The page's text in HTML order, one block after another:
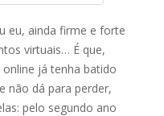
eu, ainda firme e forte
virtuais… É que,
já tenha batido
não dá para perder,
pelo segundo ano